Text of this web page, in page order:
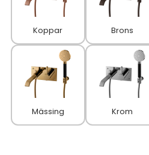
Koppar Brons
Mässing Krom